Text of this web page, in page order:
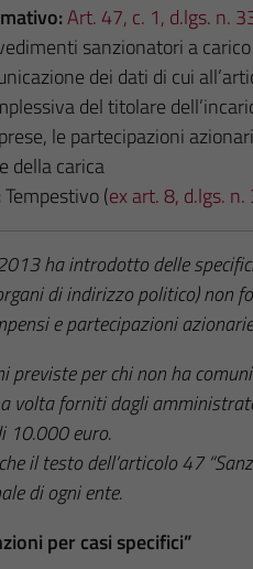
Art. 47, c. 1, d.lgs. n.
sanzionatori a
dei dati di cui
del titolare
le partecipazioni
della carica
Tempestivo (ex art. 8, d.lgs.
ha introdotto delle
di indirizzo politico) non
e partecipazioni
previste per chi non ha
volta forniti dagli
10.000 euro.
il testo dell’articolo 47
di ogni ente.
per casi specifici”